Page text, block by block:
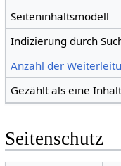
Seiteninhaltsmodell
Indizierung durch
Anzahl der
Gezählt als eine
Seitenschutz